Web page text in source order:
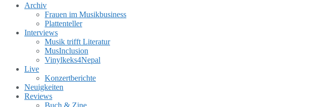
Archiv
Frauen im Musikbusiness
Plattenteller
Interviews
Musik trifft Literatur
MusInclusion
Vinylkeks4Nepal
Live
Konzertberichte
Neuigkeiten
Reviews
Buch & Zine